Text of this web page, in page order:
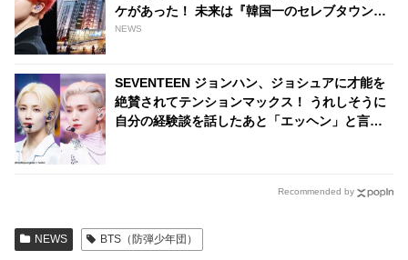
ケがあった！ 未来は『韓国一のセレブタウン』
の地主になるってホント？
NEWS
SEVENTEEN ジョンハン、ジョシュアに才能を
絶賛されてテンションマックス！ うれしそうに
自分の経験談を話したあと「エッヘン」と言わ
Recommended by
NEWS BTS（防弾少年団）